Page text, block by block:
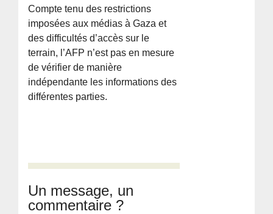
Compte tenu des restrictions
imposées aux médias à Gaza et
des difficultés d’accès sur le
terrain, l’AFP n’est pas en mesure
de vérifier de manière
indépendante les informations des
différentes parties.
Un message, un
commentaire ?